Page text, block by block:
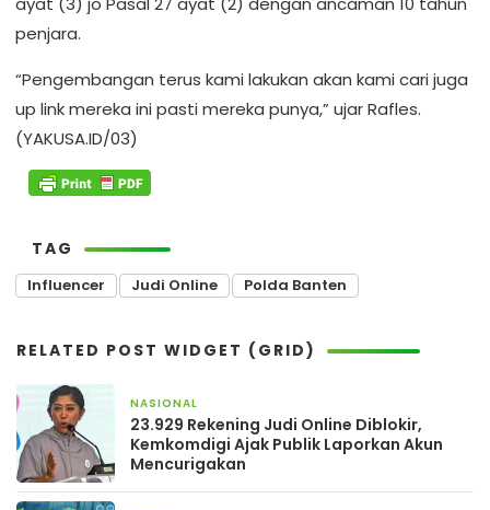
penjara.
“Pengembangan terus kami lakukan akan kami cari juga
up link mereka ini pasti mereka punya,” ujar Rafles.
(YAKUSA.ID/03)
TAG
Influencer Judi Online Polda Banten
RELATED POST WIDGET (GRID)
NASIONAL
23.929 Rekening Judi Online Diblokir,
Kemkomdigi Ajak Publik Laporkan Akun
Mencurigakan